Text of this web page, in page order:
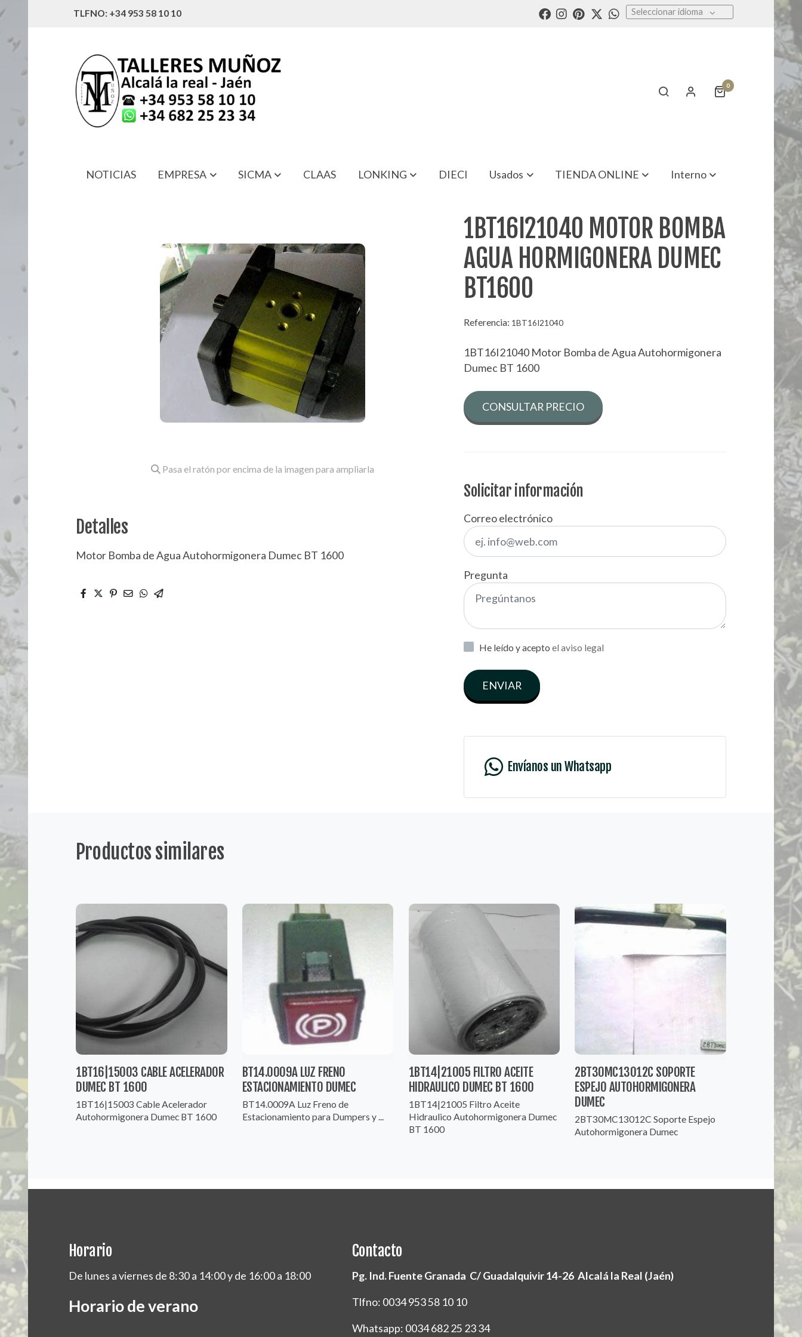
TLFNO: +34 953 58 10 10 Seleccionar idioma
0
NOTICIAS EMPRESA SICMA CLAAS LONKING DIECI Usados TIENDA ONLINE Interno
1BT16I21040 MOTOR BOMBA AGUA HORMIGONERA DUMEC BT1600
Pasa el ratón por encima de la imagen para ampliarla
Detalles
Motor Bomba de Agua Autohormigonera Dumec BT 1600
1BT16I21040 MOTOR BOMBA
AGUA HORMIGONERA DUMEC
BT1600
Referencia: 1BT16I21040
1BT16I21040 Motor Bomba de Agua Autohormigonera
Dumec BT 1600
CONSULTAR PRECIO
Solicitar información
Correo electrónico
Pregunta
He leído y acepto el aviso legal
ENVIAR
Envíanos un Whatsapp
Productos similares
1BT16|15003 CABLE ACELERADOR
DUMEC BT 1600
1BT16|15003 Cable Acelerador
Autohormigonera Dumec BT 1600
BT14.0009A LUZ FRENO
ESTACIONAMIENTO DUMEC
BT14.0009A Luz Freno de
Estacionamiento para Dumpers y ...
1BT14|21005 FILTRO ACEITE
HIDRAULICO DUMEC BT 1600
1BT14|21005 Filtro Aceite
Hidraulico Autohormigonera Dumec
BT 1600
2BT30MC13012C SOPORTE
ESPEJO AUTOHORMIGONERA
DUMEC
2BT30MC13012C Soporte Espejo
Autohormigonera Dumec
Horario
De lunes a viernes de 8:30 a 14:00 y de 16:00 a 18:00
Horario de verano
Contacto
Pg. Ind. Fuente Granada C/ Guadalquivir 14-26 Alcalá la Real (Jaén)
Tlfno: 0034 953 58 10 10
Whatsapp: 0034 682 25 23 34